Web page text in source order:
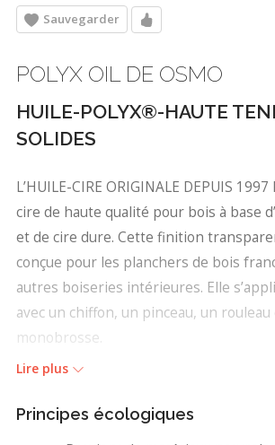
Sauvegarder
POLYX OIL DE OSMO
HUILE-POLYX®-HAUTE
SOLIDES
L’HUILE-CIRE ORIGINALE DEPUIS
cire de haute qualité pour bois à base
et de cire dure. Cette finition
conçue pour les planchers de bois
autres boiseries intérieures. Elle
avec un chiffon, un pinceau, un rouleau
monobrosse.
Fabriquée à la base de matières
cires de carnauba et de candelilla.
Lire plus
Principes écologiques